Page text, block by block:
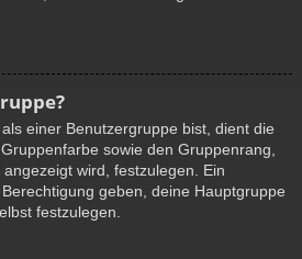
einer Benutzergruppe bist, dient die
sowie den Gruppenrang,
wird, festzulegen. Ein
geben, deine Hauptgruppe
festzulegen.